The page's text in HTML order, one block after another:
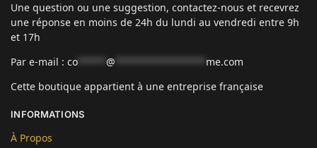
Une question ou une suggestion, contactez-nous et recevrez
une réponse en moins de 24h du lundi au vendredi entre 9h
et 17h
Par e-mail : co @
me.com
Cette boutique appartient à une entreprise française
INFORMATIONS
À Propos